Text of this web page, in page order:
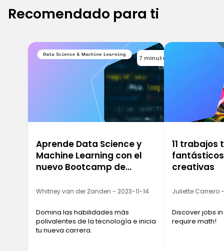
Recomendado para ti
7 minutes
Aprende Data Science y
Machine Learning con el
nuevo Bootcamp de
Whitney van der Zanden - 2023-11-14
Domina las habilidades más
polivalentes de la tecnología e inicia
tu nueva carrera.
11 trabajos
creativas
Juliette Carreiro
Discover jobs
require math!